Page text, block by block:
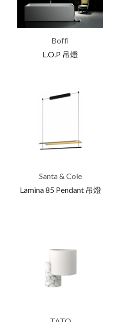
Boffi
L.O.P 吊燈
Santa & Cole
Lamina 85 Pendant 吊燈